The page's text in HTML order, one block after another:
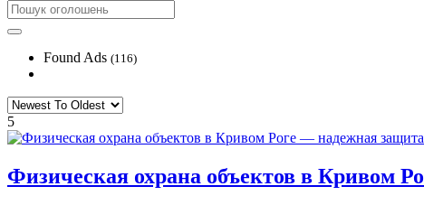
Found Ads (116)
5
Физическая охрана объектов в Кривом